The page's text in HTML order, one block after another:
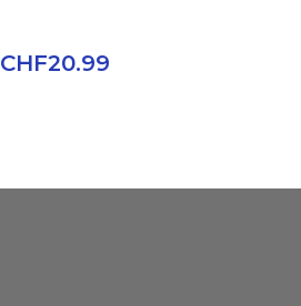
CHF20.99